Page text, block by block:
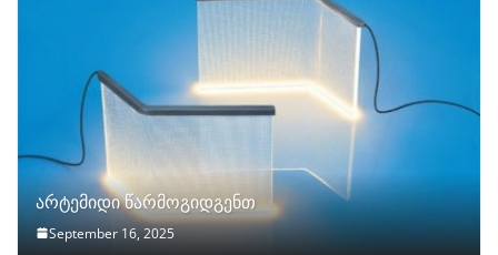
არტემიდი წარმოგიდგენთ
September 16, 2025